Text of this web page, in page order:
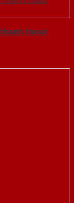
thanh thoat